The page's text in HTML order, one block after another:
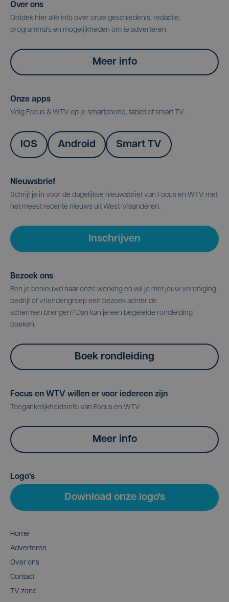
Over ons
Ontdek hier alle info over onze geschiedenis, redactie,
programma's en mogelijkheden om te adverteren.
Meer info
Onze apps
Volg Focus & WTV op je smartphone, tablet of smart TV.
IOS Android Smart TV
Nieuwsbrief
Schrijf je in voor de dagelijkse nieuwsbrief van Focus en WTV met
het meest recente nieuws uit West-Vlaanderen.
Inschrijven
Bezoek ons
Ben je benieuwd naar onze werking en wil je met jouw vereniging,
bedrijf of vriendengroep een bezoek achter de
schermen brengen? Dan kan je een begeleide rondleiding
boeken.
Boek rondleiding
Focus en WTV willen er voor iedereen zijn
Toegankelijkheidsinfo van Focus en WTV
Meer info
Logo's
Download onze logo's
Home
Adverteren
Over ons
Contact
TV zone